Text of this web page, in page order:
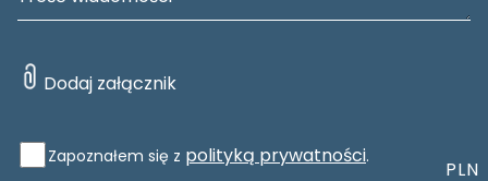
Zapoznałem się z polityką prywatności.
PLN